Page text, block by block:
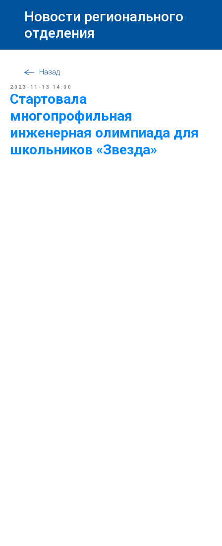
Новости регионального
отделения
Назад
2023-11-13 14:00
Стартовала
многопрофильная
инженерная олимпиада для
школьников «Звезда»